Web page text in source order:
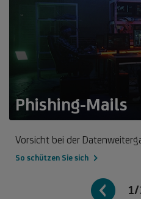
Phishing-Mails
Vorsicht bei der
So schützen Sie sich
1/